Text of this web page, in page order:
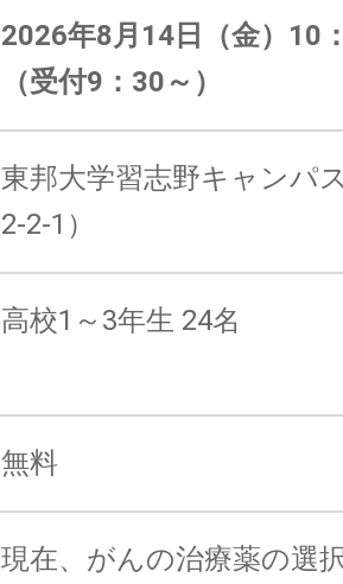
2026年8月14日（金）10
（受付9：30～）
東邦大学習志野キャンパ
2-2-1）
高校1～3年生 24名
無料
現在、がんの治療薬の選